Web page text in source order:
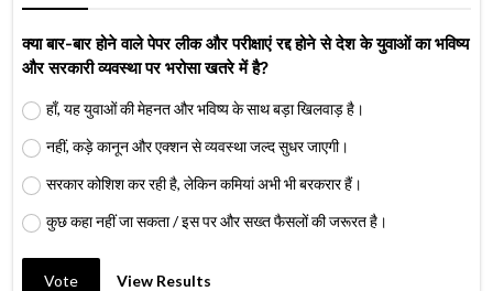
क्या बार-बार होने वाले पेपर लीक और परीक्षाएं रद्द होने से देश के युवाओं का भविष्य
और सरकारी व्यवस्था पर भरोसा खतरे में है?
हाँ, यह युवाओं की मेहनत और भविष्य के साथ बड़ा खिलवाड़ है।
नहीं, कड़े कानून और एक्शन से व्यवस्था जल्द सुधर जाएगी।
सरकार कोशिश कर रही है, लेकिन कमियां अभी भी बरकरार हैं।
कुछ कहा नहीं जा सकता / इस पर और सख्त फैसलों की जरूरत है।
Vote View Results